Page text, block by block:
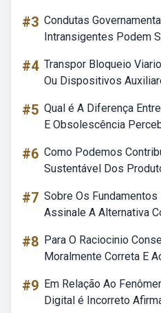
#3 Condutas
Intransigentes Podem
#4 Transpor Bloqueio
Ou Dispositivos
#5 Qual é A Diferença
E Obsolescência
#6 Como Podemos
Sustentável Dos
#7 Sobre Os
Assinale A Alternativa
#8 Para O Raciocinio
Moralmente Correta E
#9 Em Relação Ao
Digital é Incorreto